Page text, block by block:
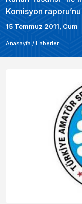
Komisyon
15 Temmuz 2011, Cum
Anasayfa / Haberler